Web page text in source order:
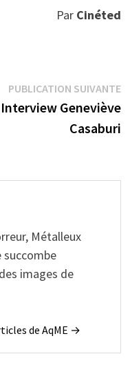
Par Cinéted
:
PUBLICATION SUIVANTE
Interview Geneviève
Casaburi
Métalleux
succombe
images de
de AqME →